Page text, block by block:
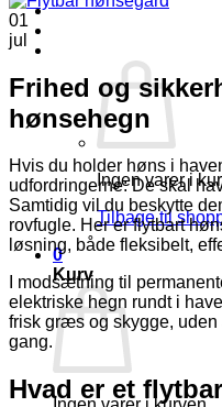
Log ind
Ingen varer i
Tilbage til
0
Kurv
01
jul
Frihed og
hønsehegn
Hvis du holder høns i
udfordringerne: De skal
Samtidig vil du beskytte
rovfugle. Her er flytbart
løsning, både fleksibelt,
I modsætning til
elektriske hegn rundt i
frisk græs og skygge, uden
gang.
Hvad er et